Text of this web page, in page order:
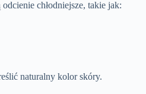
chłodniejsze, takie jak:
naturalny kolor skóry.